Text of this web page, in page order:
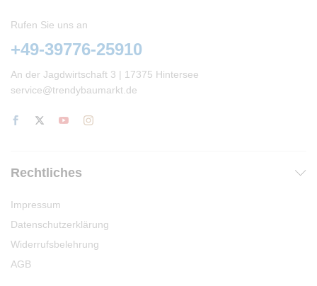
der
gewählt
werden
Rufen Sie uns an
+49-39776-25910
An der Jagdwirtschaft 3 | 17375 Hintersee
service@trendybaumarkt.de
Rechtliches
Impressum
Datenschutzerklärung
Widerrufsbelehrung
AGB